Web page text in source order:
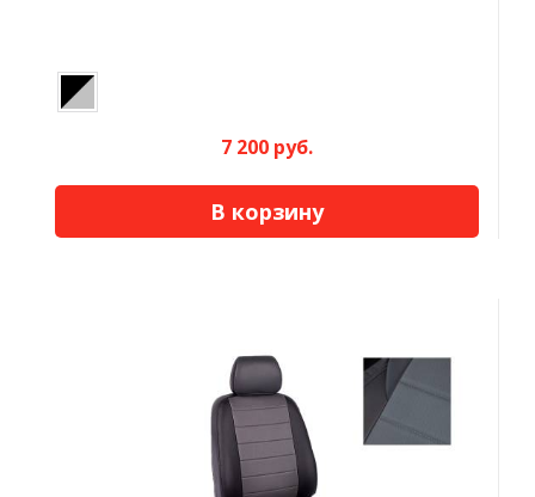
7 200 руб.
В корзину